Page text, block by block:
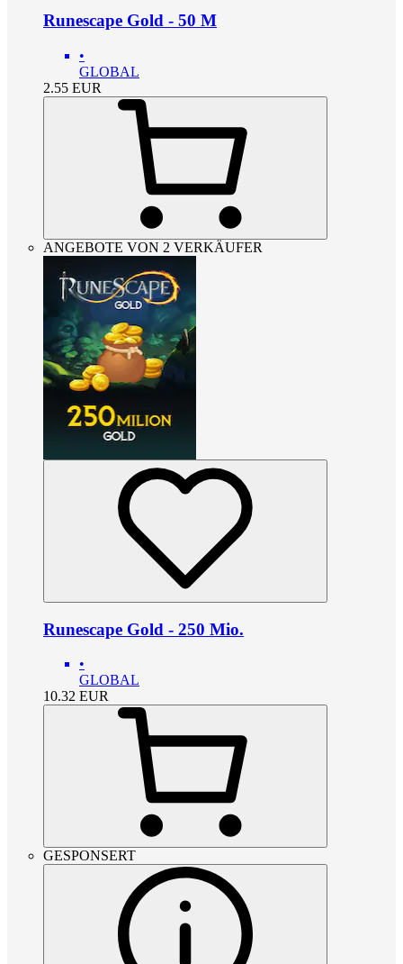
Runescape Gold - 50 M
•
GLOBAL
2.55 EUR
ANGEBOTE VON 2 VERKÄUFER
Runescape Gold - 250 Mio.
•
GLOBAL
10.32 EUR
GESPONSERT